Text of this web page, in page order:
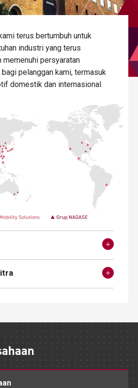
terus bertumbuh untuk
industri yang terus
memenuhi persyaratan
pelanggan kami, termasuk
domestik dan internasional.